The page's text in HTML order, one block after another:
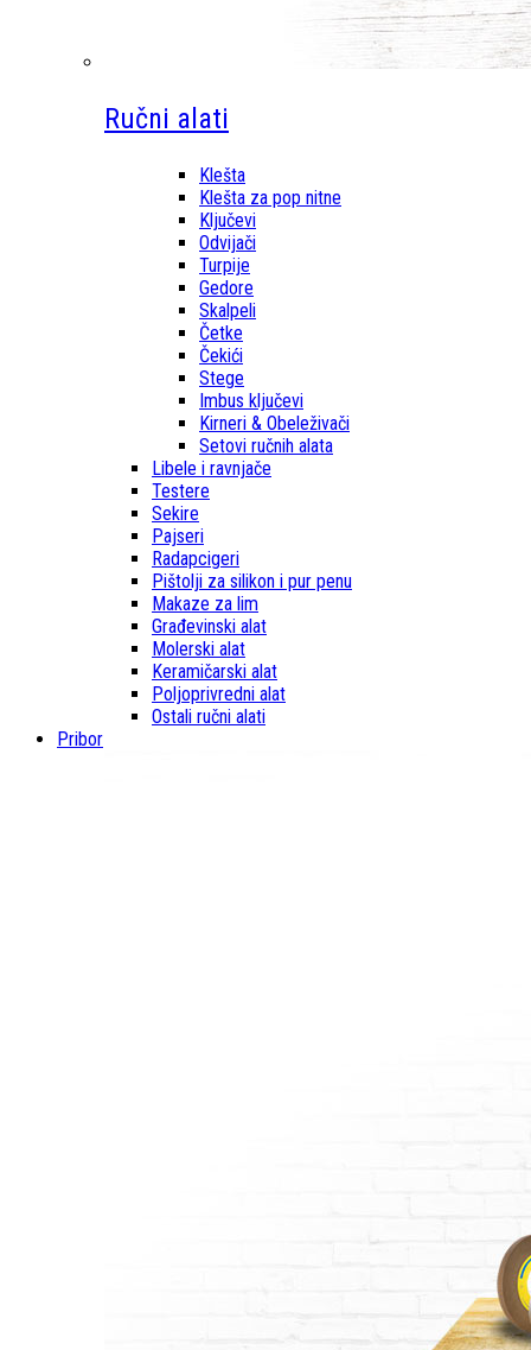
Ručni alati
Klešta
Klešta za pop nitne
Ključevi
Odvijači
Turpije
Gedore
Skalpeli
Četke
Čekići
Stege
Imbus ključevi
Kirneri & Obeleživači
Setovi ručnih alata
Libele i ravnjače
Testere
Sekire
Pajseri
Radapcigeri
Pištolji za silikon i pur penu
Makaze za lim
Građevinski alat
Molerski alat
Keramičarski alat
Poljoprivredni alat
Ostali ručni alati
Pribor